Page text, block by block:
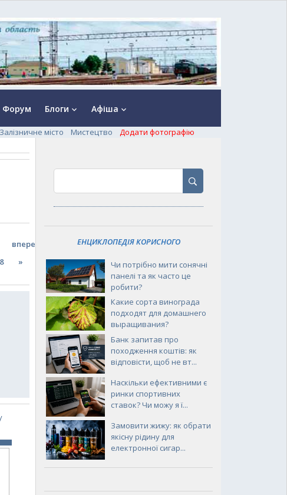
Форум Блоги keyboard_arrow_down Афіша keyboard_arrow_down
Залізничне місто Мистецтво Додати фотографію
8
вперед
»
ЕНЦИКЛОПЕДІЯ КОРИСНОГО
Чи потрібно мити сонячні
панелі та як часто це
робити?
Какие сорта винограда
подходят для домашнего
выращивания?
Банк запитав про
походження коштів: як
відповісти, щоб не вт...
Наскільки ефективними є
ринки спортивних
ставок? Чи можу я ї...
Замовити жижу: як обрати
якісну рідину для
електронної сигар...